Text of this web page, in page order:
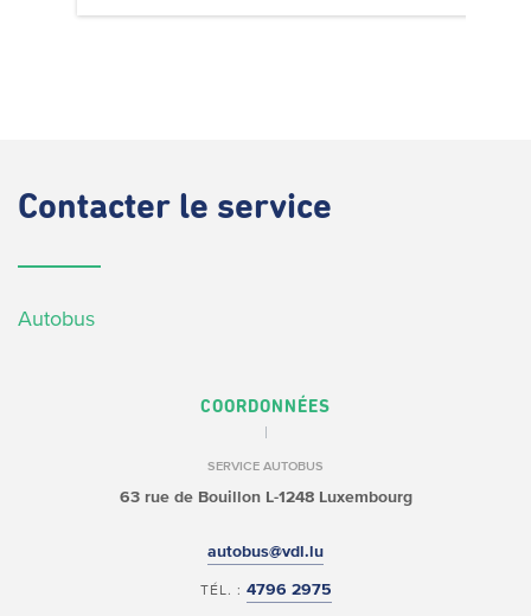
Contacter le service
Autobus
COORDONNÉES
SERVICE AUTOBUS
63 rue de BouillonL-1248 Luxembourg
autobus@vdl.lu
TÉL. : 4796 2975